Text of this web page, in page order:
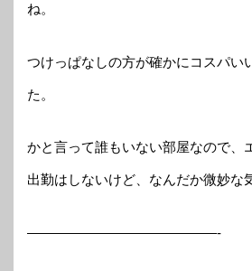
ね。
つけっぱなしの方が確かにコスパい
た。
かと言って誰もいない部屋なので、
出勤はしないけど、なんだか微妙な
——————————————-